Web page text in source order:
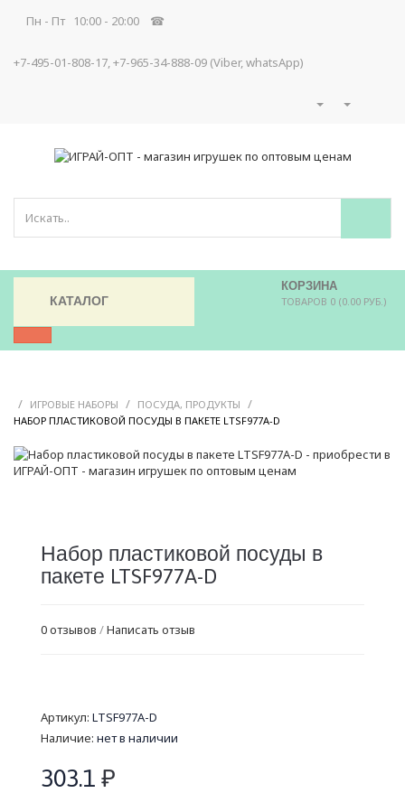
Пн - Пт 10:00 - 20:00 ☎
+7-495-01-808-17, +7-965-34-888-09 (Viber, whatsApp)
КОРЗИНА
ТОВАРОВ 0 (0.00 РУБ.)
КАТАЛОГ
/ ИГРОВЫЕ НАБОРЫ / ПОСУДА, ПРОДУКТЫ /
НАБОР ПЛАСТИКОВОЙ ПОСУДЫ В ПАКЕТЕ LTSF977A-D
Набор пластиковой посуды в
пакете LTSF977A-D
0 отзывов /Написать отзыв
Артикул: LTSF977A-D
Наличие: нет в наличии
303.1 ₽